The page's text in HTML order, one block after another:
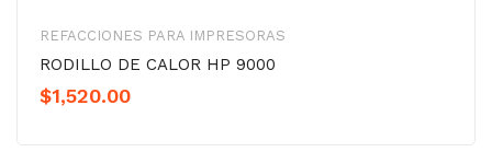
REFACCIONES PARA IMPRESORAS
RODILLO DE CALOR HP 9000
$1,520.00